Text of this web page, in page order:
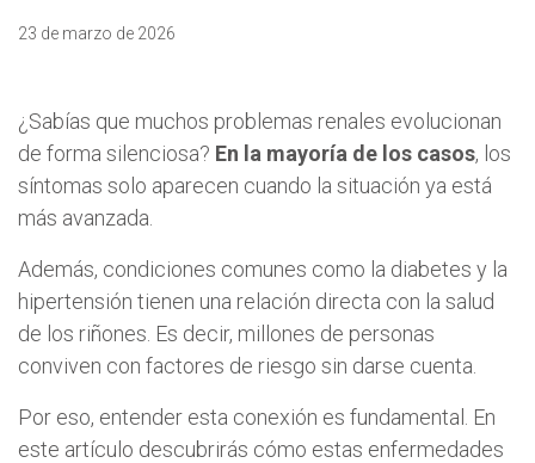
23 de marzo de 2026
¿Sabías que muchos problemas renales evolucionan
de forma silenciosa? En la mayoría de los casos, los
síntomas solo aparecen cuando la situación ya está
más avanzada.
Además, condiciones comunes como la diabetes y la
hipertensión tienen una relación directa con la salud
de los riñones. Es decir, millones de personas
conviven con factores de riesgo sin darse cuenta.
Por eso, entender esta conexión es fundamental. En
este artículo descubrirás cómo estas enfermedades